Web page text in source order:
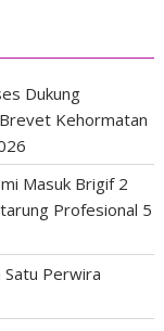
Dukung
Kehormatan
Masuk Brigif 2
Profesional 5
Satu Perwira